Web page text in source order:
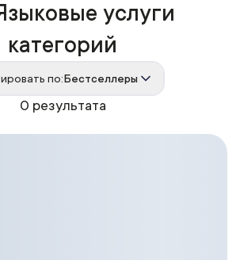
0 результата
услуги
категорий
по:Бестселлеры